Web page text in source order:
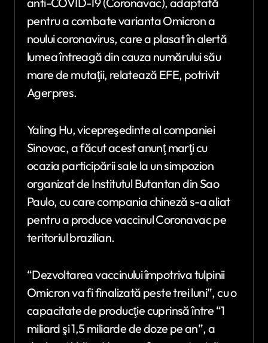
pentru a combate varianta Omicron a
noului coronavirus, care a plasat în alertă
lumea întreagă din cauza numărului său
mare de mutaţii, relatează EFE, potrivit
Agerpres.
Yaling Hu, vicepreşedinte al companiei
Sinovac, a făcut acest anunţ marţi cu
ocazia participării sale la un simpozion
organizat de Institutul Butantan din Sao
Paulo, cu care compania chineză s-a aliat
pentru a produce vaccinul Coronavac pe
teritoriul brazilian.
“Dezvoltarea vaccinului împotriva tulpinii
Omicron va fi finalizată peste trei luni”, cu o
capacitate de producţie cuprinsă între “1
miliard şi 1,5 miliarde de doze pe an”, a